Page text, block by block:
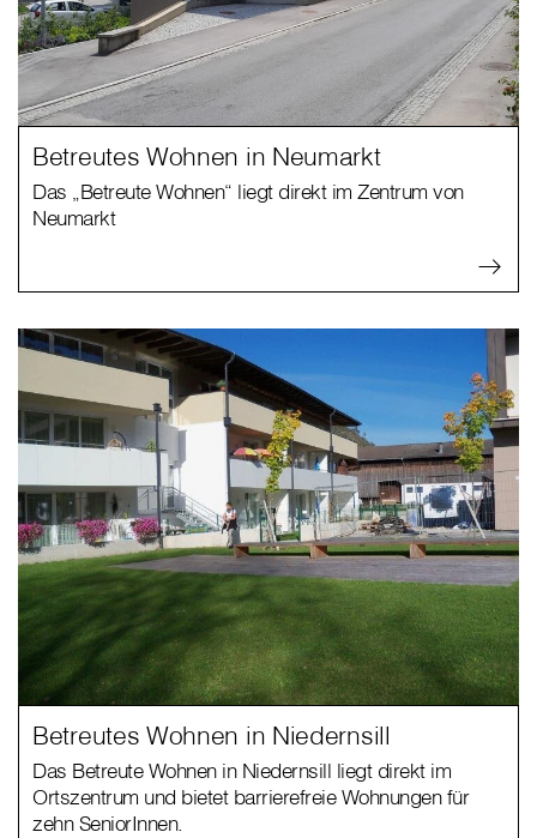
Betreutes Wohnen in Neumarkt
Das „Betreute Wohnen“ liegt direkt im Zentrum von
Neumarkt
Betreutes Wohnen in Niedernsill
Das Betreute Wohnen in Niedernsill liegt direkt im
Ortszentrum und bietet barrierefreie Wohnungen für
zehn SeniorInnen.